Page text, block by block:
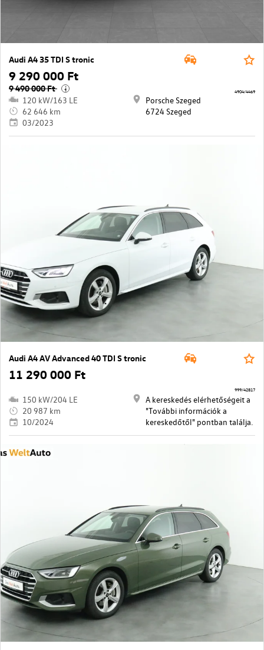
Audi A4 35 TDI S tronic
9 290 000 Ft
9 490 000 Ft i
120 kW/163 LE
62 646 km
03/2023
Porsche Szeged
6724 Szeged
4904/4469
Audi A4 AV Advanced 40 TDI S tronic
11 290 000 Ft
150 kW/204 LE
20 987 km
10/2024
A kereskedés elérhetőségeit a
"További információk a
kereskedőtől" pontban találja.
999/42817